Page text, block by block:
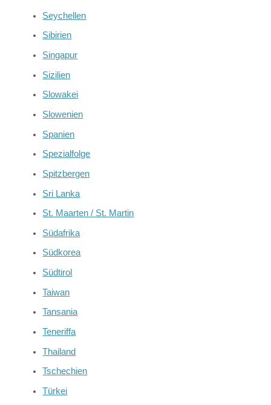
Seychellen
Sibirien
Singapur
Sizilien
Slowakei
Slowenien
Spanien
Spezialfolge
Spitzbergen
Sri Lanka
St. Maarten / St. Martin
Südafrika
Südkorea
Südtirol
Taiwan
Tansania
Teneriffa
Thailand
Tschechien
Türkei